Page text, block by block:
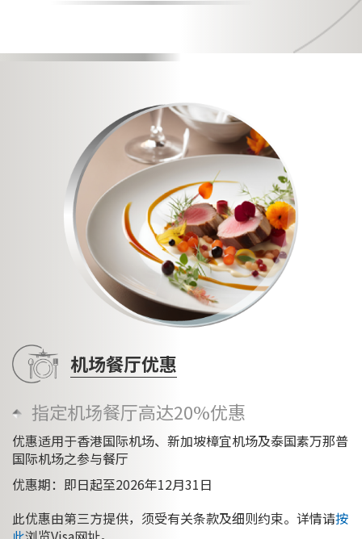
机场餐厅优惠
指定机场餐厅高达20%优惠
优惠适用于香港国际机场、新加坡樟宜机场及泰国素万那普
国际机场之参与餐厅
优惠期：即日起至2026年12月31日
此优惠由第三方提供，须受有关条款及细则约束。详情请按